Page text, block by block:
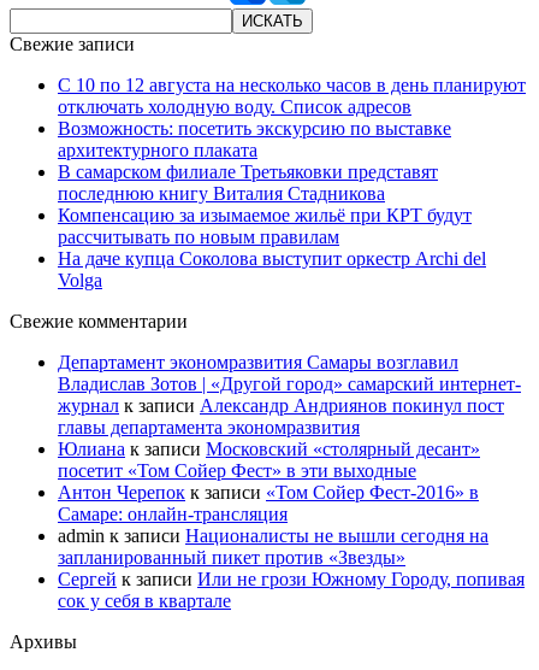
Свежие записи
С 10 по 12 августа на несколько часов в день планируют
отключать холодную воду. Список адресов
Возможность: посетить экскурсию по выставке
архитектурного плаката
В самарском филиале Третьяковки представят
последнюю книгу Виталия Стадникова
Компенсацию за изымаемое жильё при КРТ будут
рассчитывать по новым правилам
На даче купца Соколова выступит оркестр Archi del
Volga
Свежие комментарии
Департамент экономразвития Самары возглавил
Владислав Зотов | «Другой город» самарский интернет-
журнал к записи Александр Андриянов покинул пост
главы департамента экономразвития
Юлиана к записи Московский «столярный десант»
посетит «Том Сойер Фест» в эти выходные
Антон Черепок к записи «Том Сойер Фест-2016» в
Самаре: онлайн-трансляция
admin к записи Националисты не вышли сегодня на
запланированный пикет против «Звезды»
Сергей к записи Или не грози Южному Городу, попивая
сок у себя в квартале
Архивы